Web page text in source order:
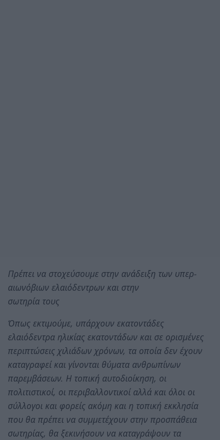
Πρέπει να στοχεύσουμε στην ανάδειξη των υπερ-
αιωνόβιων ελαιόδεντρων και στην
σωτηρία τους
Όπως εκτιμούμε, υπάρχουν εκατοντάδες
ελαιόδεντρα ηλικίας εκατοντάδων και σε ορισμένες
περιπτώσεις χιλιάδων χρόνων, τα οποία δεν έχουν
καταγραφεί και γίνονται θύματα ανθρωπίνων
παρεμβάσεων. Η τοπική αυτοδιοίκηση, οι
πολιτιστικοί, οι περιβαλλοντικοί αλλά και όλοι οι
σύλλογοι και φορείς ακόμη και η τοπική εκκλησία
που θα πρέπει να συμμετέχουν στην προσπάθεια
σωτηρίας, θα ξεκινήσουν να καταγράψουν τα